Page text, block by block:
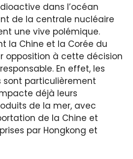
dans l’océan
de la centrale nucléaire
une vive polémique.
la Chine et la Corée du
opposition à cette décision
En effet, les
sont particulièrement
déjà leurs
de la mer, avec
de la Chine et
par Hongkong et